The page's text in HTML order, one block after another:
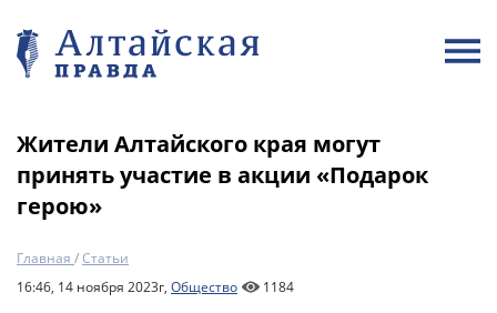
Жители Алтайского края могут
принять участие в акции «Подарок
герою»
Главная /Статьи
16:46, 14 ноября 2023г, Общество 1184